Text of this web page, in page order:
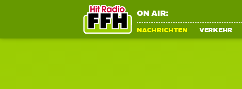
ON AIR:
NACHRICHTEN VERKEHR